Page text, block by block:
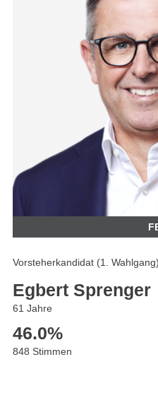
Vorsteherkandidat (1. Wahlgang)
Egbert Sprenger
61 Jahre
46.0%
848 Stimmen